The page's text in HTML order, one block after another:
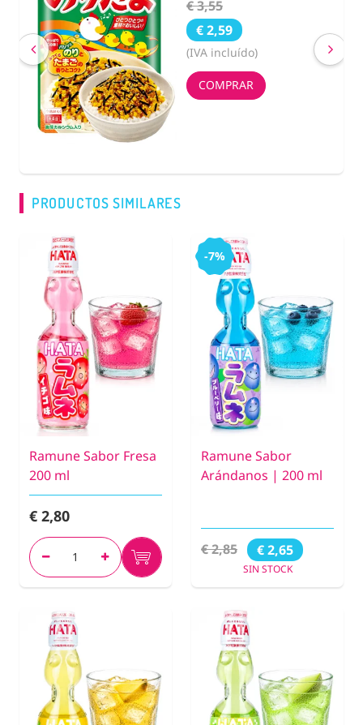
€ 2,63
€ 2,40
(IVA incluído)
COMPRAR
PRODUCTOS SIMILARES
Ramune Sabor Fresa
200 ml
€ 2,80
-7%
Ramune Sabor
Arándanos | 200 ml
€ 2,85 € 2,65
SIN STOCK